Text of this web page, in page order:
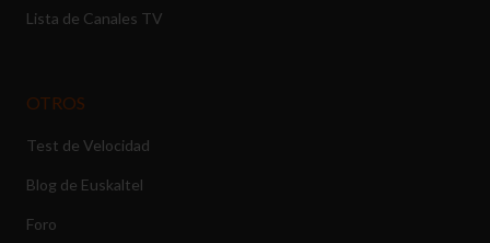
Lista de Canales TV
OTROS
Test de Velocidad
Blog de Euskaltel
Foro